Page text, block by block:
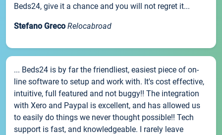
Beds24, give it a chance and you will not regret it...
Stefano Greco Relocabroad
... Beds24 is by far the friendliest, easiest piece of on-
line software to setup and work with. It's cost effective,
intuitive, full featured and not buggy!! The integration
with Xero and Paypal is excellent, and has allowed us
to easily do things we never thought possible!! Tech
support is fast, and knowledgeable. I rarely leave